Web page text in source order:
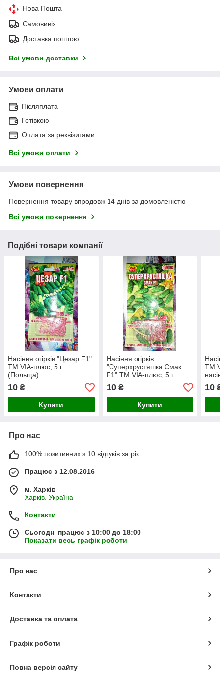
Нова Пошта
Самовивіз
Доставка поштою
Всі умови доставки
Умови оплати
Післяплата
Готівкою
Оплата за реквізитами
Всі умови оплати
Умови повернення
Повернення товару впродовж 14 днів за домовленістю
Всі умови повернення
Подібні товари компанії
Насіння огірків "Цезар F1"
ТМ VIA-плюс, 5 г
(Польща)
10 ₴
Купити
Насіння огірків
"Суперхрустяшка Смак
F1" ТМ VIA-плюс, 5 г
(Польща)
10₴
Купити
ТМ
10
Про нас
100% позитивних з 10 відгуків за рік
Працює з 12.08.2016
м. Харків
Харків, Україна
Контакти
Сьогодні працює з 10:00 до 18:00
Показати весь графік роботи
Про нас
Контакти
Доставка та оплата
Графік роботи
Повна версія сайту